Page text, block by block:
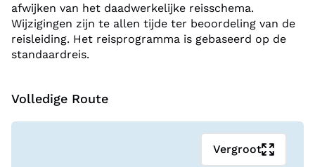
afwijken van het daadwerkelijke reisschema.
Wijzigingen zijn te allen tijde ter beoordeling van de
reisleiding. Het reisprogramma is gebaseerd op de
standaardreis.
Volledige Route
Vergroot